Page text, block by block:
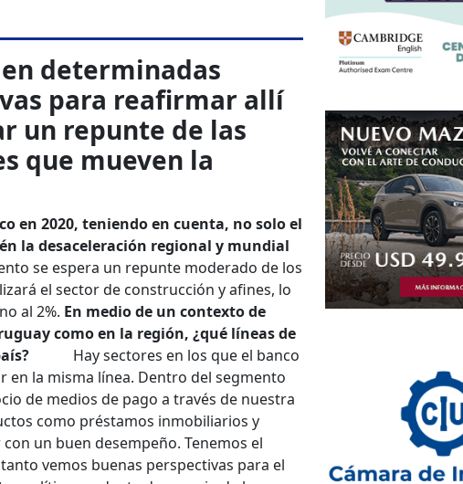
determinadas
para reafirmar allí
un repunte de las
que mueven la
en 2020, teniendo en cuenta, no solo el
la desaceleración regional y mundial
se espera un repunte moderado de los
el sector de construcción y afines, lo
al 2%. En medio de un contexto de
como en la región, ¿qué líneas de
país? Hay sectores en los que el banco
en la misma línea. Dentro del segmento
de medios de pago a través de nuestra
como préstamos inmobiliarios y
un buen desempeño. Tenemos el
vemos buenas perspectivas para el